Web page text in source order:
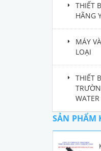
THIẾT
HÃNG
MÁY
LOẠI
THIẾT
WATER
SẢN PHẨM